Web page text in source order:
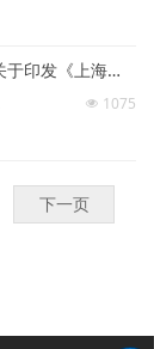
【通知】关于印发《上海市开展医疗器械临床创新成果转化“春雨行动”的实施方案》的通知
넶 1075
下一页